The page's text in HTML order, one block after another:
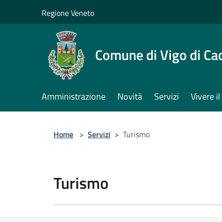
Regione Veneto
Comune di Vigo di
Amministrazione Novità Servizi Vivere
Home > Servizi > Turismo
Turismo